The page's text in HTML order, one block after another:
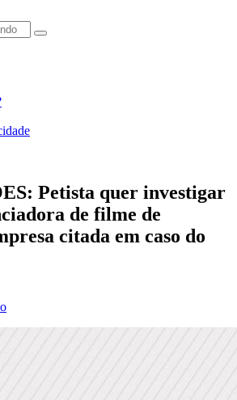
Petista quer investigar
de filme de
citada em caso do